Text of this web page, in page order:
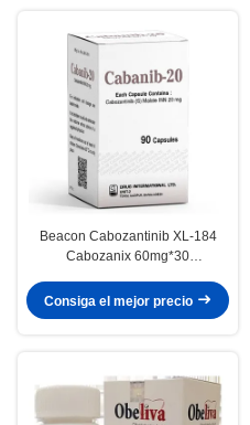
Beacon Cabozantinib XL-184
Cabozanix 60mg*30
cáncer de tiroides, cáncer de
hígado, sarcoma de tejidos
próstata, cáncer de mama, cáncer
de ovario,
Consiga el mejor precio